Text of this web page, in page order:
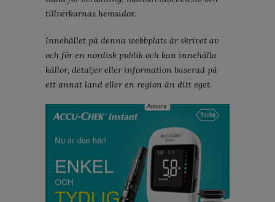
tillverkarnas hemsidor.
Innehållet på denna webbplats är skrivet av
och för en nordisk publik och kan innehålla
källor, detaljer eller information baserad på
ett annat land eller en region än ditt eget.